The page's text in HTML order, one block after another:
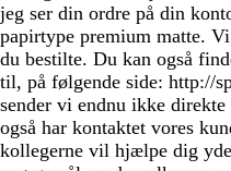
jeg ser din ordre på din
papirtype premium matte.
du bestilte. Du kan også
til, på følgende side: http://
sender vi endnu ikke
også har kontaktet vores
kollegerne vil hjælpe dig